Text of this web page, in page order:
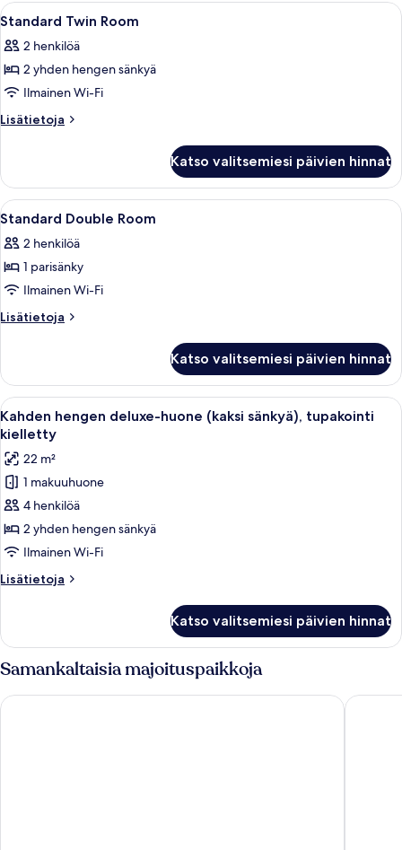
Avaa
kaikki
huonetyypin
Standard
Twin
Room
Hotellihuone, jossa on kaksi sänkyä,
1
Standard Twin Room
2 henkilöä
2 yhden hengen sänkyä
Ilmainen Wi-Fi
Lisätietoja
Lisätietoja
Room
Katso valitsemiesi päivien hinnat
Avaa
kaikki
huonetyypin
Standard
Double
Room
Hotellihuone, jossa on sänky,
1
Standard Double Room
2 henkilöä
1 parisänky
Ilmainen Wi-Fi
Lisätietoja
Lisätietoja
Room
Katso valitsemiesi päivien hinnat
Avaa
kaikki
huonetyypin
Kahden
hengen
deluxe-
huone
(kaksi
sänkyä),
tupakointi
kuvat
Kahden hengen deluxe-huone
29
Kahden hengen deluxe-huone (kaksi sänkyä), tupakointi
kielletty
22 m²
1 makuuhuone
4 henkilöä
2 yhden hengen sänkyä
Ilmainen Wi-Fi
Lisätietoja
Lisätietoja
deluxe-
huone
(kaksi
sänkyä),
tupakointi
Katso valitsemiesi päivien hinnat
Samankaltaisia majoituspaikkoja
APA Hotel Akihabaraeki Denkigaiguchi APA